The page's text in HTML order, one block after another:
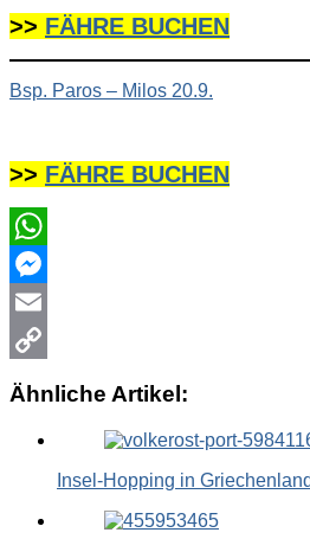
>> FÄHRE BUCHEN
Bsp. Paros – Milos 20.9.
>> FÄHRE BUCHEN
WhatsApp
Messenger
Email
Ähnliche Artikel:
Insel-Hopping in